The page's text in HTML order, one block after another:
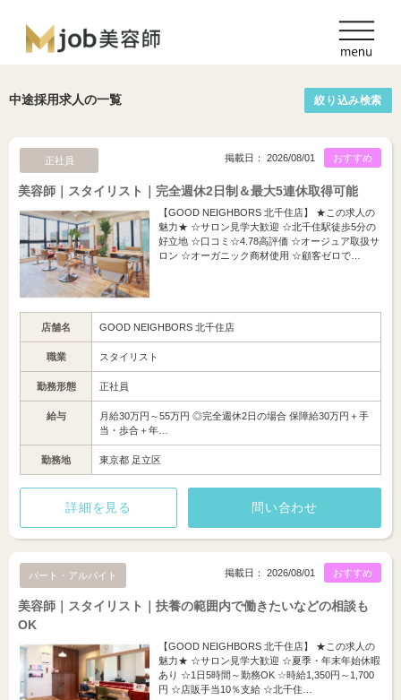
中途採用求人の一覧 絞り込み検索
正社員 おすすめ
掲載日： 2026/08/01
美容師｜スタイリスト｜完全週休2日制＆最大5連休取得可能
【GOOD NEIGHBORS 北千住店】 ★この求人の
魅力★ ☆サロン見学大歓迎 ☆北千住駅徒歩5分の
好立地 ☆口コミ☆4.78高評価 ☆オージュア取扱サ
ロン ☆オーガニック商材使用 ☆顧客ゼロで…
店舗名 GOOD NEIGHBORS 北千住店
職業 スタイリスト
勤務形態 正社員
給与
月給30万円～55万円 ◎完全週休2日の場合 保障給30万円＋手
当・歩合＋年…
勤務地 東京都 足立区
詳細を見る 問い合わせ
パート・アルバイト おすすめ
掲載日： 2026/08/01
美容師｜スタイリスト｜扶養の範囲内で働きたいなどの相談も
OK
【GOOD NEIGHBORS 北千住店】 ★この求人の
魅力★ ☆サロン見学大歓迎 ☆夏季・年末年始休暇
あり ☆1日5時間～勤務OK ☆時給1,350円～1,700
円 ☆店販手当10％支給 ☆北千住…